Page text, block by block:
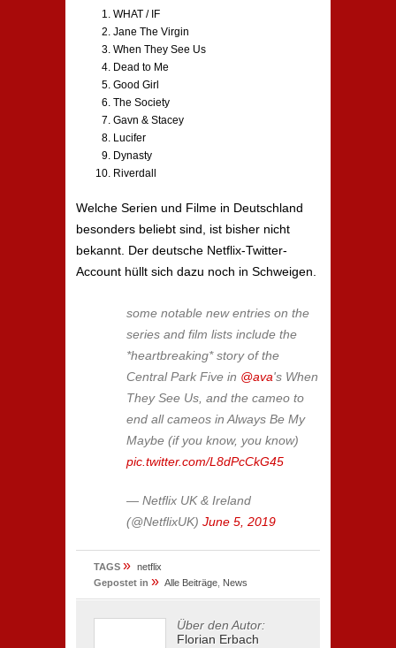
WHAT / IF
Jane The Virgin
When They See Us
Dead to Me
Good Girl
The Society
Gavn & Stacey
Lucifer
Dynasty
Riverdall
Welche Serien und Filme in Deutschland
besonders beliebt sind, ist bisher nicht
bekannt. Der deutsche Netflix-Twitter-
Account hüllt sich dazu noch in Schweigen.
some notable new entries on the
series and film lists include the
*heartbreaking* story of the
Central Park Five in @ava's When
They See Us, and the cameo to
end all cameos in Always Be My
Maybe (if you know, you know)
pic.twitter.com/L8dPcCkG45
— Netflix UK & Ireland
(@NetflixUK) June 5, 2019
TAGS » netflix
Gepostet in » Alle Beiträge News
Über den Autor:
Florian Erbach